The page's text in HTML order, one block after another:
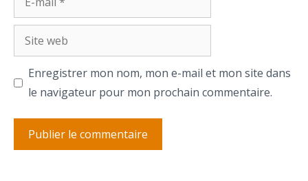
mail
Site
web
Enregistrer mon nom, mon e-mail et mon site dans
le navigateur pour mon prochain commentaire.